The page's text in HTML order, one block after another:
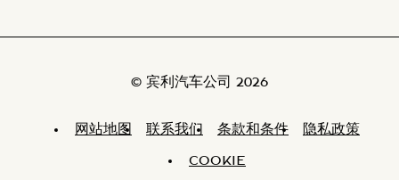
© 宾利汽车公司 2026
网站地图 联系我们 条款和条件 隐私政策
COOKIE